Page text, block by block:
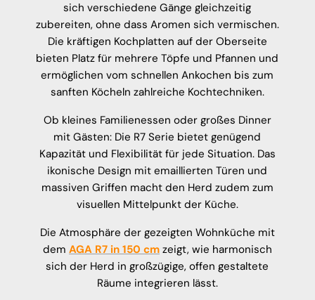
sich verschiedene Gänge gleichzeitig
zubereiten, ohne dass Aromen sich vermischen.
Die kräftigen Kochplatten auf der Oberseite
bieten Platz für mehrere Töpfe und Pfannen und
ermöglichen vom schnellen Ankochen bis zum
sanften Köcheln zahlreiche Kochtechniken.
Ob kleines Familienessen oder großes Dinner
mit Gästen: Die R7 Serie bietet genügend
Kapazität und Flexibilität für jede Situation. Das
ikonische Design mit emaillierten Türen und
massiven Griffen macht den Herd zudem zum
visuellen Mittelpunkt der Küche.
Die Atmosphäre der gezeigten Wohnküche mit
dem AGA R7 in 150 cmzeigt, wie harmonisch
sich der Herd in großzügige, offen gestaltete
Räume integrieren lässt.